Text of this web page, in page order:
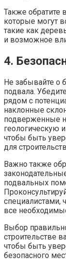
Также
которые могут
такие как
и возможное
4.
Не забывайте о
подвала.
рядом с
наклонные
подверженные
геологическую
чтобы быть
для
Важно также
подвальных
специалистами,
все
Выбор
строительстве
чтобы быть
безопасного